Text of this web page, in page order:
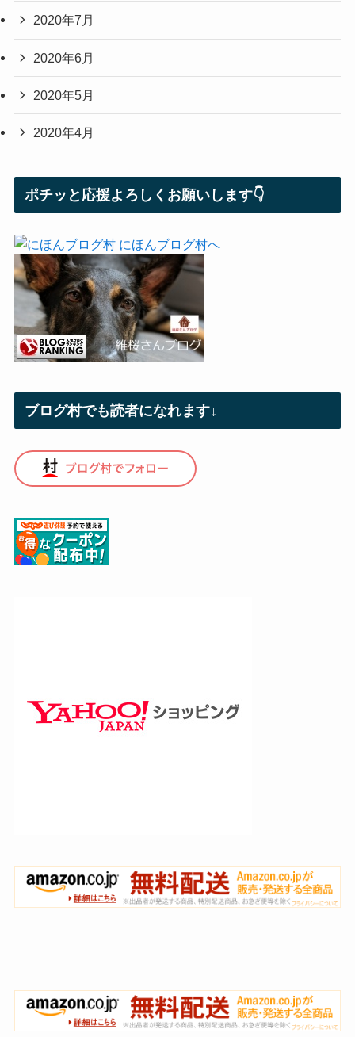
2020年7月
2020年6月
2020年5月
2020年4月
ポチッと応援よろしくお願いします👇
ブログ村でも読者になれます↓